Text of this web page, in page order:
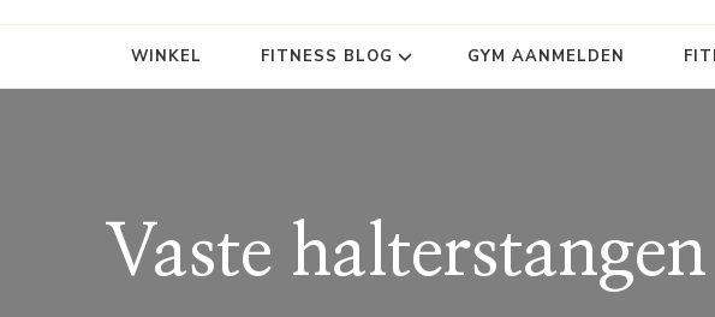
WINKEL FITNESS BLOG GYM AANMELDEN
Vaste halterstangen